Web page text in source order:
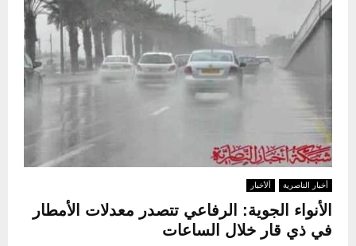
أخبار الناصرية ألأخبار
الأنواء الجوية: الرفاعي تتصدر معدلات الأمطار
في ذي قار خلال الساعات